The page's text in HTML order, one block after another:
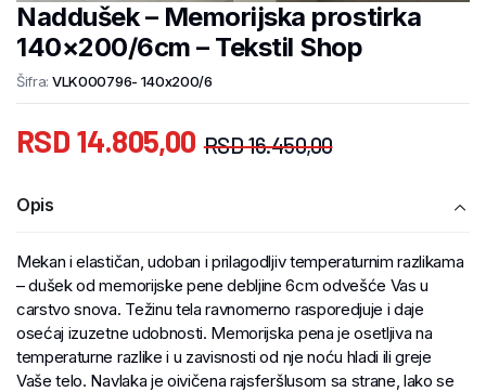
Naddušek – Memorijska prostirka
140×200/6cm – Tekstil Shop
Šifra: VLK000796- 140x200/6
RSD16.450,00
RSD 14.805,00
Opis
Mekan i elastičan, udoban i prilagodljiv temperaturnim razlikama
– dušek od memorijske pene debljine 6cm odvešće Vas u
carstvo snova. Težinu tela ravnomerno rasporedjuje i daje
osećaj izuzetne udobnosti. Memorijska pena je osetljiva na
temperaturne razlike i u zavisnosti od nje noću hladi ili greje
Vaše telo. Navlaka je oivičena rajsferšlusom sa strane, lako se